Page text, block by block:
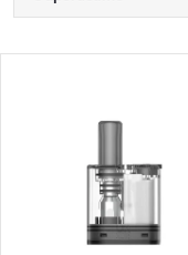
a
d
Najpredávanejšie
Abecedne